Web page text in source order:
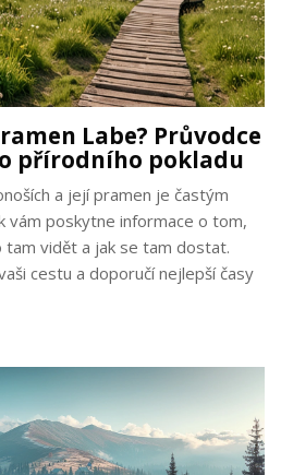
Labe? Průvodce
přírodního pokladu
a její pramen je častým
vám poskytne informace o tom,
tam vidět a jak se tam dostat.
cestu a doporučí nejlepší časy